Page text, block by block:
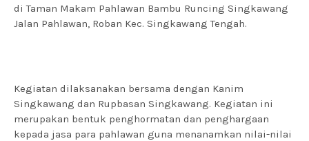
di Taman Makam Pahlawan Bambu Runcing Singkawang
Jalan Pahlawan, Roban Kec. Singkawang Tengah.
Kegiatan dilaksanakan bersama dengan Kanim
Singkawang dan Rupbasan Singkawang. Kegiatan ini
merupakan bentuk penghormatan dan penghargaan
kepada jasa para pahlawan guna menanamkan nilai-nilai